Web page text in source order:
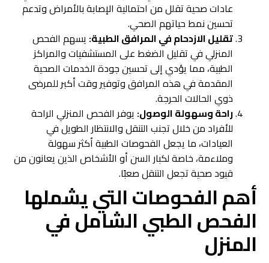
عادات صحية تقلل من احتمالية الإصابة بالأمراض وتدعم
تحسين نمط حياتهم الصحي.
تقليل الازدحام في المرافق الطبية: يسهم الفحص
المنزلي في تقليل الضغط على المستشفيات والمراكز
الطبية، مما يؤدي إلى تحسين جودة الخدمات الصحية
المقدمة في هذه المرافق وتوفير وقت أكبر للمرضى
ذوي الحالات الحرجة.
راحة وسهولة الوصول: يوفر الفحص المنزلي الراحة
للأفراد من خلال تجنب التنقل والانتظار الطويل في
العيادات، ما يجعل الفحوصات الطبية أكثر سهولة
وملاءمة، خاصة لكبار السن أو الأشخاص الذين يعانون من
قيود صحية تجعل التنقل صعبًا.
أهم الفحوصات التي يشملها
الفحص الطبي الشامل في
المنزل